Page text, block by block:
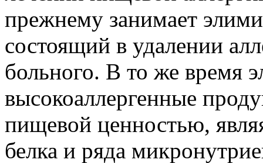
прежнему занимает
состоящий в удалении
больного. В то же время
высокоаллергенные
пищевой ценностью,
белка и ряда